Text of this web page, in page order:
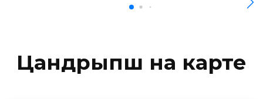
с другими местами.
Цандрыпш на карте